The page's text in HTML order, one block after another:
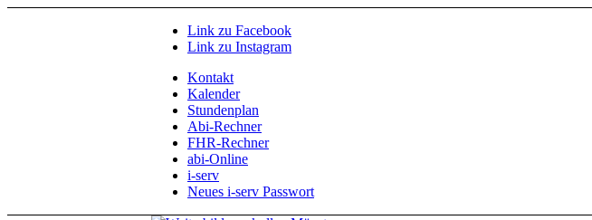
Link zu Facebook
Link zu Instagram
Kontakt
Kalender
Stundenplan
Abi-Rechner
FHR-Rechner
abi-Online
i-serv
Neues i-serv Passwort